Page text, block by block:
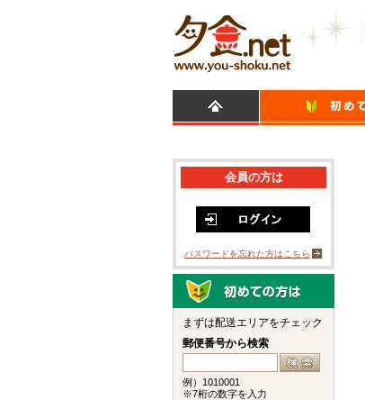
会員の方は
パスワードを忘れた方はこちら
まずは配送エリアをチェック
郵便番号から検索
例）1010001
※7桁の数字を入力